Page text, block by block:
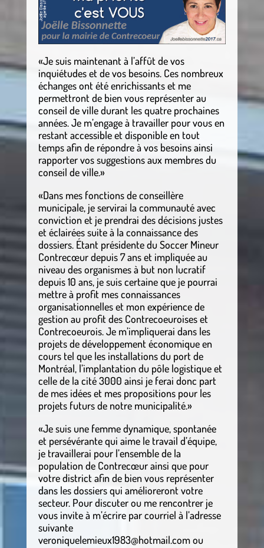
«Je suis maintenant à l’affût de vos
inquiétudes et de vos besoins. Ces nombreux
échanges ont été enrichissants et me
permettront de bien vous représenter au
conseil de ville durant les quatre prochaines
années. Je m’engage à travailler pour vous en
restant accessible et disponible en tout
temps afin de répondre à vos besoins ainsi
rapporter vos suggestions aux membres du
conseil de ville.»
«Dans mes fonctions de conseillère
municipale, je servirai la communauté avec
conviction et je prendrai des décisions justes
et éclairées suite à la connaissance des
dossiers. Étant présidente du Soccer Mineur
Contrecœur depuis 7 ans et impliquée au
niveau des organismes à but non lucratif
depuis 10 ans, je suis certaine que je pourrai
mettre à profit mes connaissances
organisationnelles et mon expérience de
gestion au profit des Contrecoeuroises et
Contrecoeurois. Je m’impliquerai dans les
projets de développement économique en
cours tel que les installations du port de
Montréal, l’implantation du pôle logistique et
celle de la cité 3000 ainsi je ferai donc part
de mes idées et mes propositions pour les
projets futurs de notre municipalité.»
«Je suis une femme dynamique, spontanée
et persévérante qui aime le travail d’équipe,
je travaillerai pour l’ensemble de la
population de Contrecœur ainsi que pour
votre district afin de bien vous représenter
dans les dossiers qui amélioreront votre
secteur. Pour discuter ou me rencontrer je
vous invite à m’écrire par courriel à l’adresse
suivante
veroniquelemieux1983@hotmail.com ou